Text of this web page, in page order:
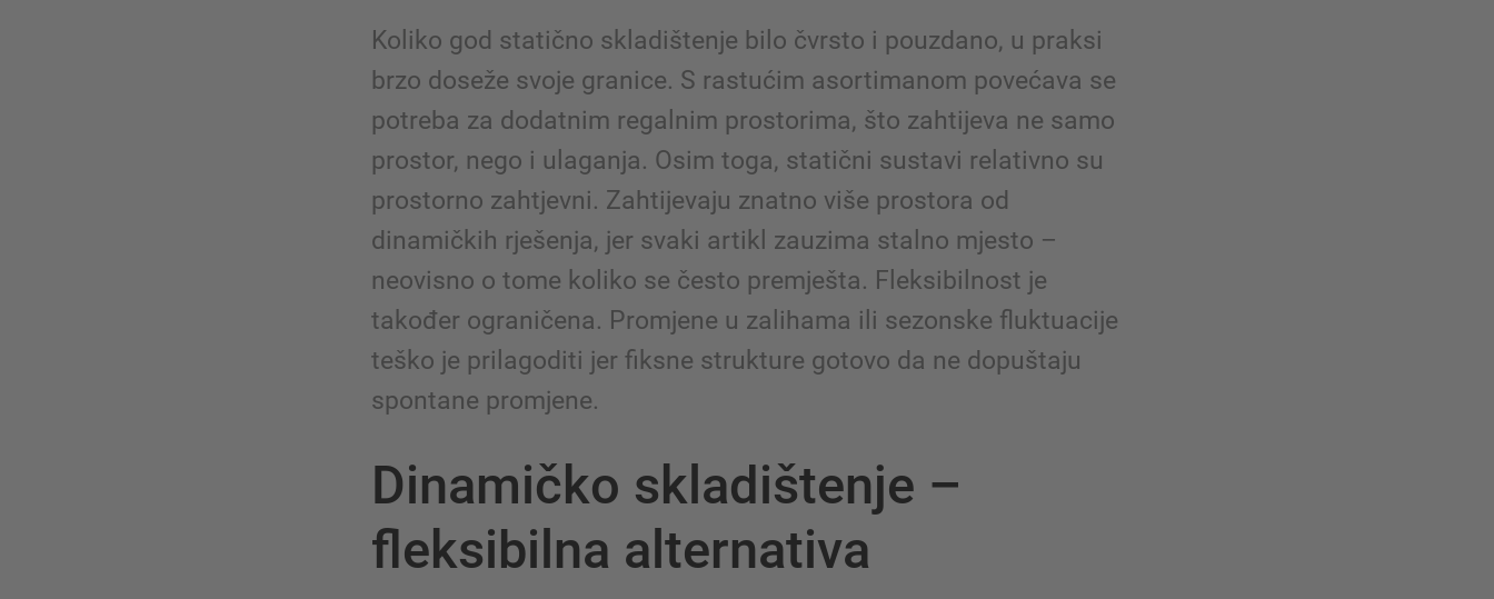
Koliko god statično skladištenje bilo čvrsto i pouzdano, u praksi
brzo doseže svoje granice. S rastućim asortimanom povećava se
potreba za dodatnim regalnim prostorima, što zahtijeva ne samo
prostor, nego i ulaganja. Osim toga, statični sustavi relativno su
prostorno zahtjevni. Zahtijevaju znatno više prostora od
dinamičkih rješenja, jer svaki artikl zauzima stalno mjesto –
neovisno o tome koliko se često premješta. Fleksibilnost je
također ograničena. Promjene u zalihama ili sezonske fluktuacije
teško je prilagoditi jer fiksne strukture gotovo da ne dopuštaju
spontane promjene.
Dinamičko skladištenje –
fleksibilna alternativa